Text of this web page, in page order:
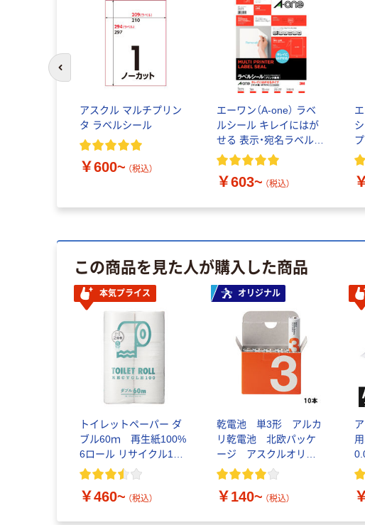
アスクル マルチプリン
タ ラベルシール
￥600~ （税込）
エーワン（A-one） ラベ
ルシール キレイにはが
せる 表示・宛名ラベル
プリンタ兼用 封筒 シー
￥603~ （税込）
前のスライドへ
この商品を見た人が購入した商品
本気プライス
トイレットペーパー ダ
ブル60ｍ 再生紙100%
6ロール リサイクル100
芯あり FSC認証
￥460~ （税込）
オリジナル
乾電池 単3形 アルカ
リ乾電池 北欧パッケ
ージ アスクルオリジ
ナル
￥140~ （税込）